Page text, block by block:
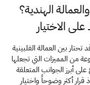
ما الفرق بين العمالة الفلبينية والعمالة الهندية؟
الاختيار
عند البحث عن افضل شغالات للاستقدام، قد تحتار بين العمالة الفلبينية
مناسبة لاحتياجات معينة، ويساعدك الإطلاع على أبرز الجوانب المتعلقة